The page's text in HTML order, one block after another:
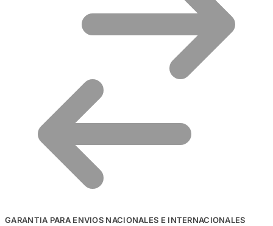
GARANTIA PARA ENVIOS NACIONALES E INTERNACIONALES